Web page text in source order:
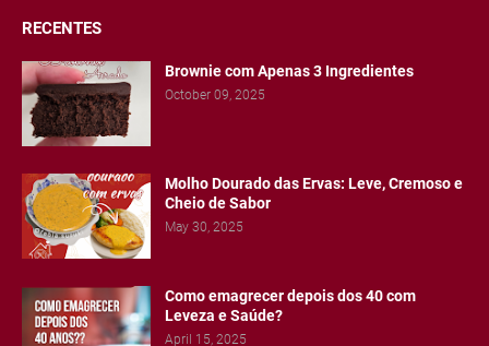
RECENTES
Brownie com Apenas 3 Ingredientes
October 09, 2025
Molho Dourado das Ervas: Leve, Cremoso e
Cheio de Sabor
May 30, 2025
Como emagrecer depois dos 40 com
Leveza e Saúde?
April 15, 2025